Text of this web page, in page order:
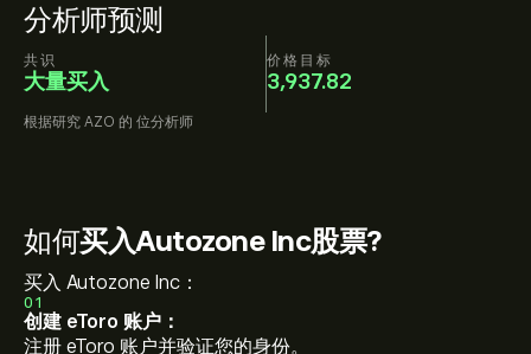
分析师预测
共识
大量买入
价格目标
3,937.82
根据研究 AZO 的 位分析师
如何买入Autozone Inc股票?
买入 Autozone Inc：
01
创建 eToro 账户：
注册 eToro 账户并验证您的身份。